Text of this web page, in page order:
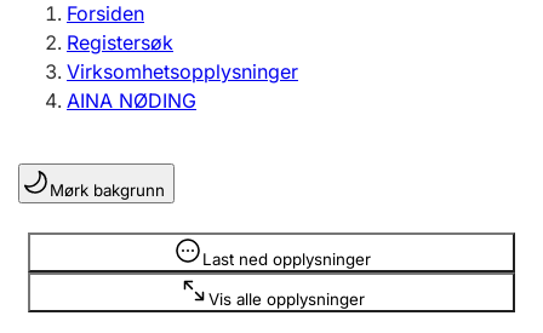
Enkeltpersonforetak
Registrere, endre, slette
Lag og forening
Registrere, endre, slette
Forsiden
Registersøk
Virksomhetsopplysninger
AINA NØDING
Mørk bakgrunn
Last ned opplysninger
Vis alle opplysninger
Opplysninger er skjult